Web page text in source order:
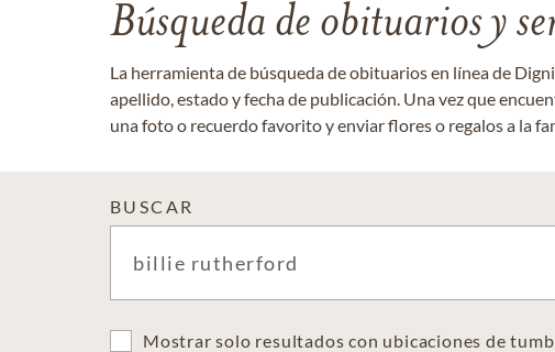
Búsqueda de obituarios y
La herramienta de búsqueda de obituarios en línea de
apellido, estado y fecha de publicación. Una vez que
una foto o recuerdo favorito y enviar flores o regalos a la
BUSCAR
Mostrar solo resultados con ubicaciones de